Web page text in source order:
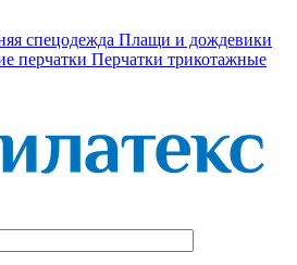
спецодежда Плащи и дождевики
перчатки Перчатки трикотажные